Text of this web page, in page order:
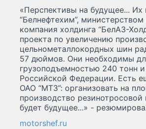
«Перспективы на будущее...
“Белнефтехим”,
компания холдинга “БелАЗ-
проекта по увеличению
цельнометаллокордных шин
57 дюймов. Они необходимы
грузоподъемностью 240 тонн
Российской Федерации. Есть
ОАО “МТЗ”: организовать на
производство резинотросовой
будет будущее...» -
motorshef.ru